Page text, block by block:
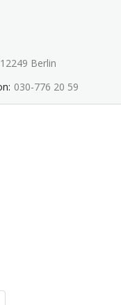
Berlin
030-776 20 59